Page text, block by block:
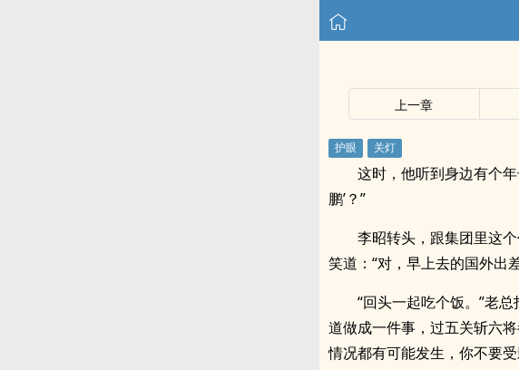
上一章
这时，他听到身边有个
鹏’？”
李昭转头，跟集团里这
笑道：“对，早上去的国外出
“回头一起吃个饭。”老
道做成一件事，过五关斩六
情况都有可能发生，你不要